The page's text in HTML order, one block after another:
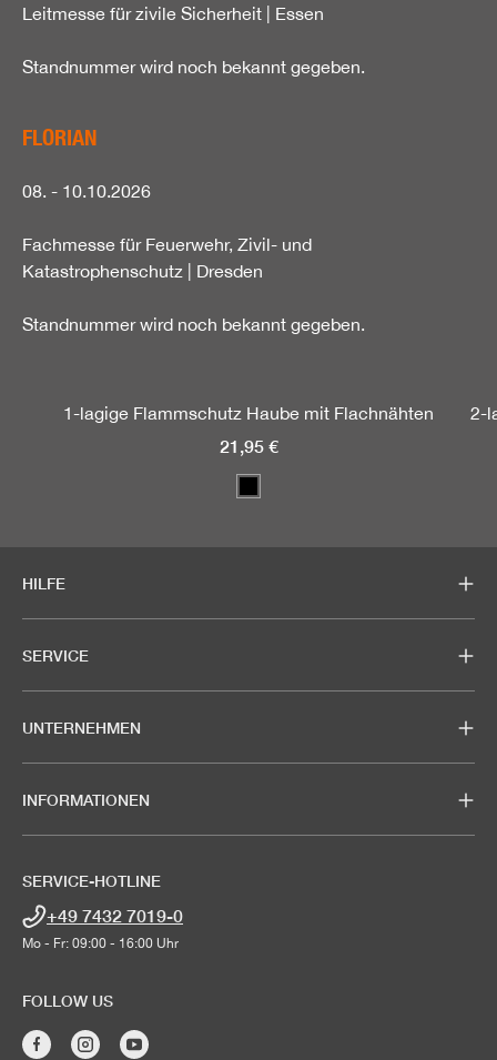
Leitmesse für zivile Sicherheit | Essen
Standnummer wird noch bekannt gegeben.
FLORIAN
08. - 10.10.2026
Fachmesse für Feuerwehr, Zivil- und
Katastrophenschutz | Dresden
Standnummer wird noch bekannt gegeben.
1-lagige Flammschutz Haube mit Flachnähten
21,95 €
2-
HILFE
SERVICE
UNTERNEHMEN
INFORMATIONEN
SERVICE-HOTLINE
+49 7432 7019-0
Mo - Fr: 09:00 - 16:00 Uhr
FOLLOW US